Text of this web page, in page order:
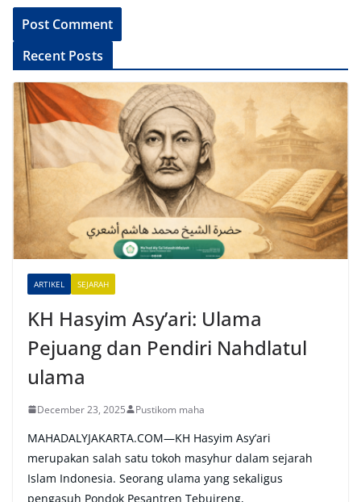
l
t
v
Recent Posts
ARTIKEL SEJARAH
KH Hasyim Asy’ari: Ulama
Pejuang dan Pendiri Nahdlatul
ulama
December 23, 2025 Pustikom maha
MAHADALYJAKARTA.COM—KH Hasyim Asy’ari
merupakan salah satu tokoh masyhur dalam sejarah
Islam Indonesia. Seorang ulama yang sekaligus
pengasuh Pondok Pesantren Tebuireng,